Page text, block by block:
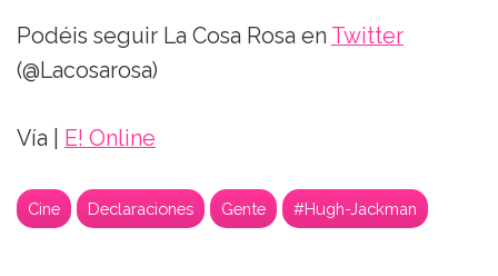
Podéis seguir La Cosa Rosa en Twitter
(@Lacosarosa)
Vía | E! Online
Cine Declaraciones Gente #Hugh-Jackman